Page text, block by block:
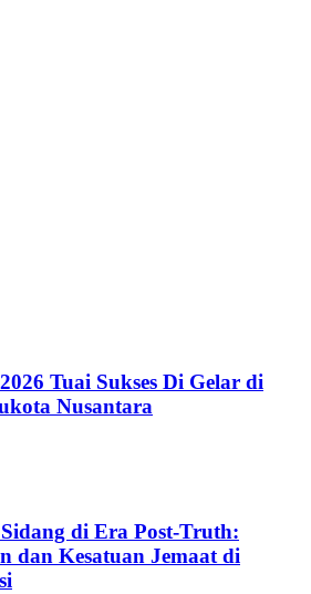
Tuai Sukses Di Gelar di
Nusantara
di Era Post-Truth:
dan Kesatuan Jemaat di